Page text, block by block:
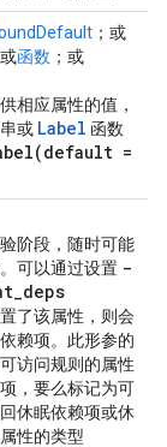
；或
函数 ；或
相应属性的值，
或 Label 函数
default =
阶段，随时可能
可以通过设置 -
_deps
了该属性，则会
赖项。此形参的
访问规则的属性
，要么标记为可
休眠依赖项或休
性的类型